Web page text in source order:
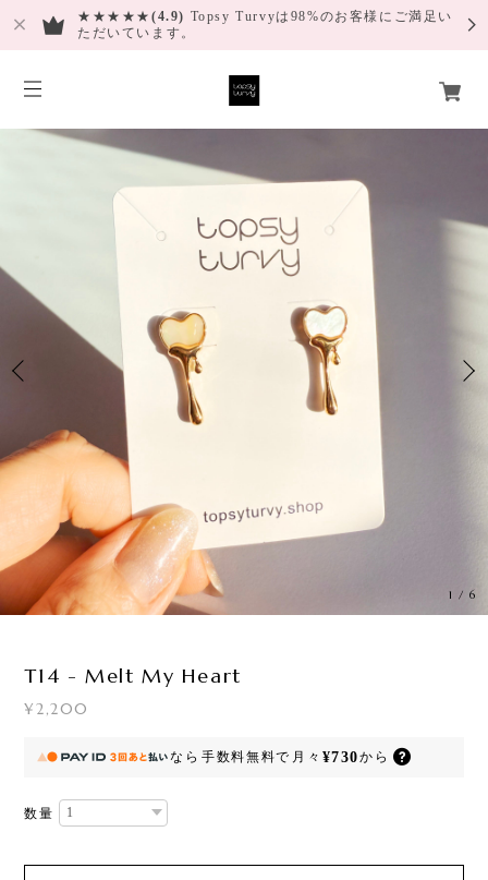
★★★★★ (4.9) Topsy Turvyは98%のお客様にご満足い
ただいています。
1 /6
T14 - Melt My Heart
¥2,200
なら 手数料無料で 月々 ¥730から
数量